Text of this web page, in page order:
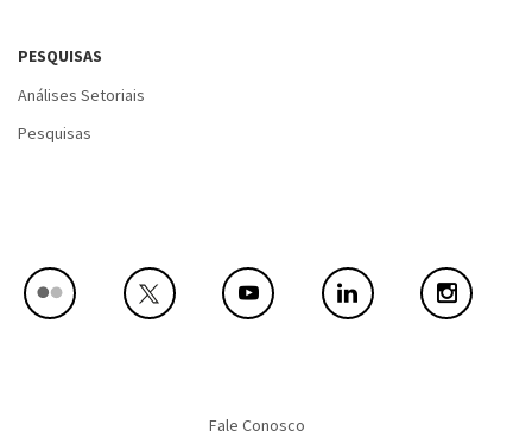
PESQUISAS
Análises Setoriais
Pesquisas
Fale Conosco